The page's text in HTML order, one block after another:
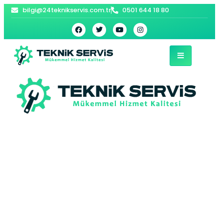
bilgi@24teknikservis.com.tr 0501 644 18 80